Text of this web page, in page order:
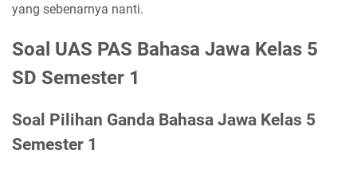
yang sebenarnya nanti.
Soal UAS PAS Bahasa Jawa Kelas 5
SD Semester 1
Soal Pilihan Ganda Bahasa Jawa Kelas 5
Semester 1